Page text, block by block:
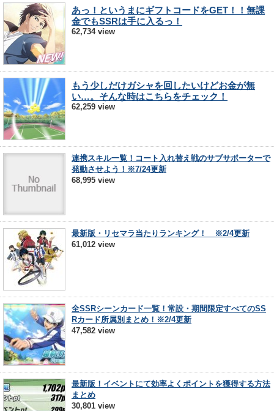
あっ！というまにギフトコードをGET！！無課
金でもSSRは手に入るっ！
62,734 view
もう少しだけガシャを回したいけどお金が無
い…。そんな時はこちらをチェック！
62,259 view
連携スキル一覧！コート入れ替え戦のサブサポーターで
発動させよう！※7/24更新
68,995 view
最新版・リセマラ当たりランキング！ ※2/4更新
61,012 view
全SSRシーンカード一覧！常設・期間限定すべてのSS
Rカード所属別まとめ！※2/4更新
47,582 view
最新版！イベントにて効率よくポイントを獲得する方法
まとめ
30,801 view